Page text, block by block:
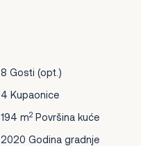
8 Gosti (opt.)
4 Kupaonice
194 m2Površina kuće
2020 Godina gradnje